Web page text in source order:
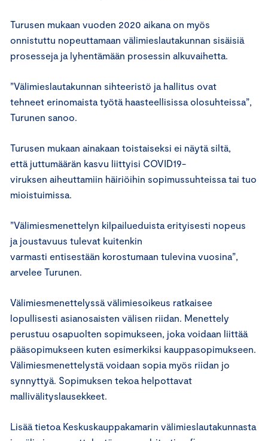
Turusen mukaan vuoden 2020 aikana on myös
onnistuttu nopeuttamaan välimieslautakunnan sisäisiä
prosesseja ja lyhentämään prosessin alkuvaihetta.
”Välimieslautakunnan sihteeristö ja hallitus ovat
tehneet erinomaista työtä haasteellisissa olosuhteissa”,
Turunen sanoo.
Turusen mukaan ainakaan toistaiseksi ei näytä siltä,
että juttumäärän kasvu liittyisi COVID19-
viruksen aiheuttamiin häiriöihin sopimussuhteissa tai tuo
mioistuimissa.
”Välimiesmenettelyn kilpailueduista erityisesti nopeus
ja joustavuus tulevat kuitenkin
varmasti entisestään korostumaan tulevina vuosina”,
arvelee Turunen.
Välimiesmenettelyssä välimiesoikeus ratkaisee
lopullisesti asianosaisten välisen riidan. Menettely
perustuu osapuolten sopimukseen, joka voidaan liittää
pääsopimukseen kuten esimerkiksi kauppasopimukseen.
Välimiesmenettelystä voidaan sopia myös riidan jo
synnyttyä. Sopimuksen tekoa helpottavat
mallivälityslausekkeet.
Lisää tietoa Keskuskauppakamarin välimieslautakunnasta